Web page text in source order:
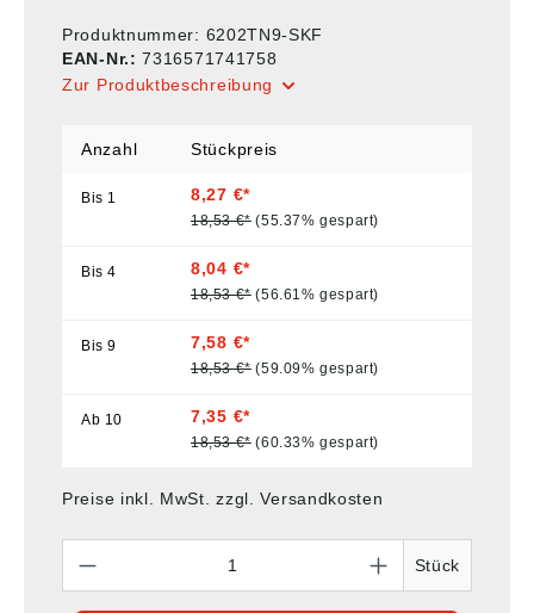
Produktnummer: 6202TN9-SKF
EAN-Nr.:7316571741758
Zur Produktbeschreibung
Anzahl Stückpreis
Bis 1 8,27 €*
18,53 €* (55.37% gespart)
Bis4 8,04 €*
18,53 €* (56.61% gespart)
Bis9 7,58 €*
18,53 €* (59.09% gespart)
Ab 10 7,35 €*
18,53 €* (60.33% gespart)
Preise inkl. MwSt. zzgl. Versandkosten
Stück